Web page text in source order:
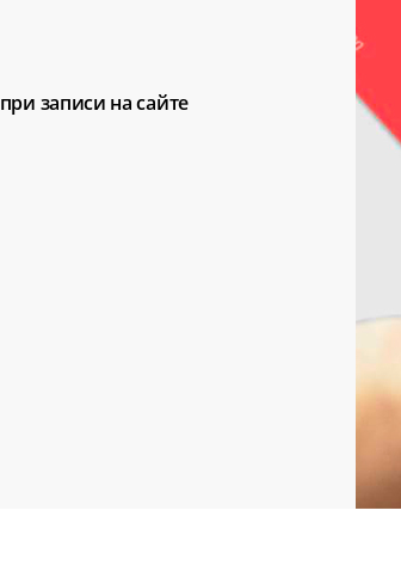
при записи на сайте